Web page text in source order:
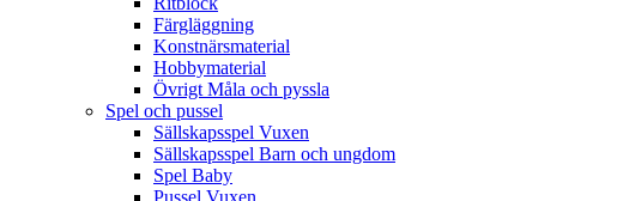
Färgläggning
Konstnärsmaterial
Hobbymaterial
Övrigt Måla och pyssla
Spel och pussel
Sällskapsspel Vuxen
Sällskapsspel Barn och ungdom
Spel Baby
Pussel Vuxen